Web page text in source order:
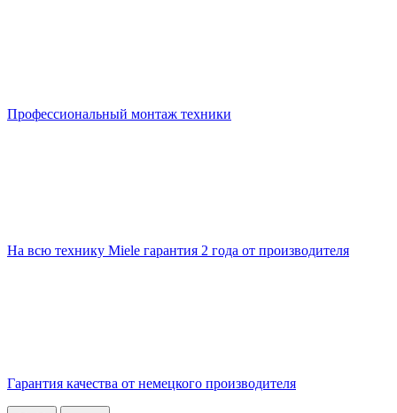
Профессиональный монтаж техники
На всю технику Miele гарантия 2 года от производителя
Гарантия качества от немецкого производителя